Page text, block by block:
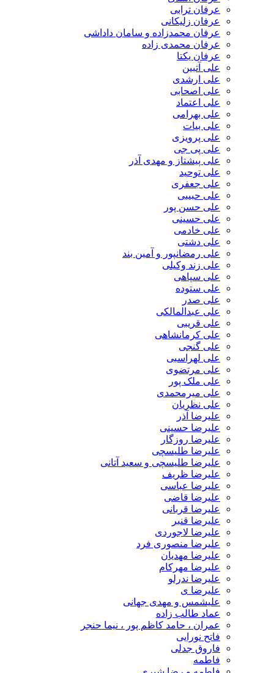
عرفان ترابی
عرفان زلیکانی
عرفان محمدزاده و سامان داداشی
عرفان محمدی زاده
عرفان یکتا
علی آتبین
علی ارشدی
علی اصحابی
علی اعتماد
علی بهرامی
علی بیات
علی پرویزی
علی پی جی
علی پیشتاز و مهدی آذر
علی توحید
علی جعفری
علی حبیبی
علی حسن پور
علی حسینی
علی خادمی
علی دشتی
علی رمضانپور و آمین بند
علی زند وکیلی
علی سپاهی
علی ستوده
علی صدر
علی عبدالمالکی
علی قریبی
علی کرمانشاهی
علی گنجی
علی لهراسبی
علی مرتضوی
علی ملک پور
علی میرمحمدی
علی نظریان
علیرضا آذر
علیرضا حسینی
علیرضا روزگار
علیرضا طلیسچی
علیرضا طلیسچی و سعید آتانی
علیرضا ظریف
علیرضا عباسی
علیرضا قاضی
علیرضا قربانی
علیرضا قنبر
علیرضا لاجوردی
علیرضا منصوری فرد
علیرضا مهدیان
علیرضا مهرکام
علیرضا ندرلو
علیرضا ی
علیشمس و مهدی جهانی
عماد طالب زاده
عمران ، حامد کاظم پور ، نیما حنجر
فاتح نورایی
فاروق جدلی
فاطمه